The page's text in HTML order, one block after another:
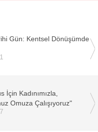
Gün: Kentsel Dönüşümde
İçin Kadınımızla,
Omuza Çalışıyoruz"